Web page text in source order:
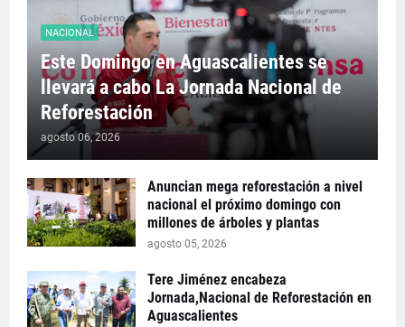
NACIONAL
Este Domingo en Aguascalientes se
llevará a cabo La Jornada Nacional de
Reforestación
agosto 06, 2026
Anuncian mega reforestación a nivel
nacional el próximo domingo con
millones de árboles y plantas
agosto 05, 2026
Tere Jiménez encabeza
Jornada,Nacional de Reforestación en
Aguascalientes